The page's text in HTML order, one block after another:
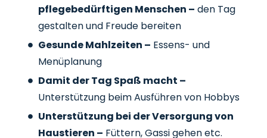
pflegebedürftigen Menschen – den Tag
gestalten und Freude bereiten
Gesunde Mahlzeiten – Essens- und
Menüplanung
Damit der Tag Spaß macht –
Unterstützung beim Ausführen von Hobbys
Unterstützung bei der Versorgung von
Haustieren – Füttern, Gassi gehen etc.